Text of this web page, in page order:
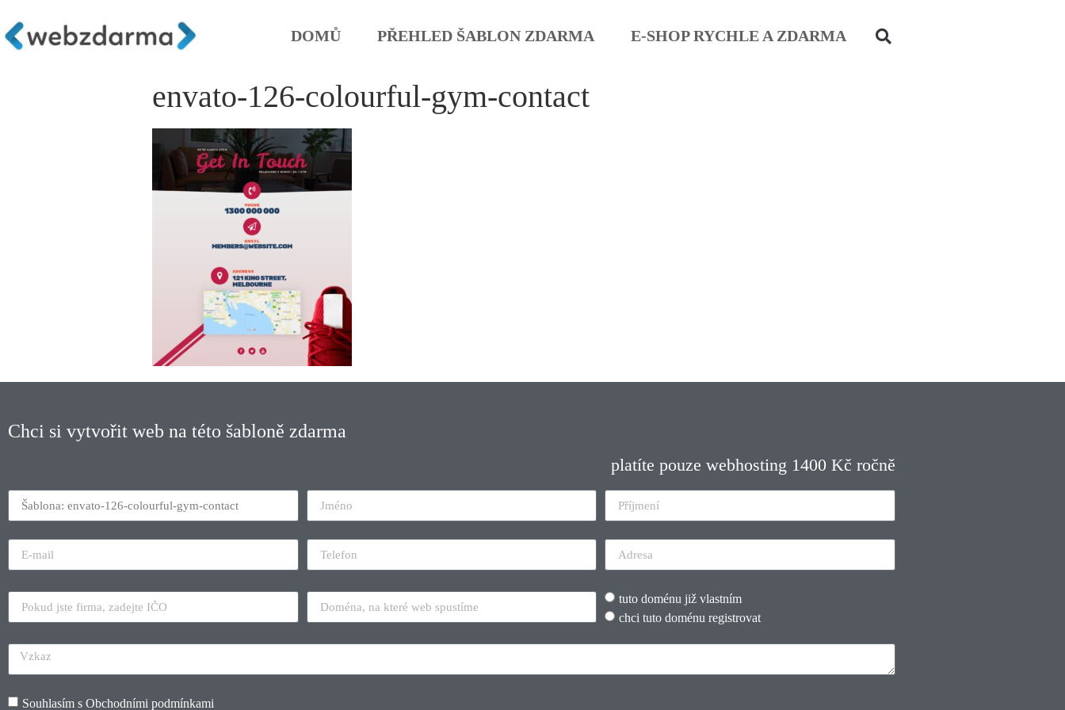
DOMŮ PŘEHLED ŠABLON ZDARMA E-SHOP RYCHLE A ZDARMA
envato-126-colourful-gym-contact
Chci si vytvořit web na této šabloně zdarma
platíte pouze webhosting 1400 Kč ročně
tuto doménu již vlastním
chci tuto doménu registrovat
Souhlasím s Obchodními podmínkami